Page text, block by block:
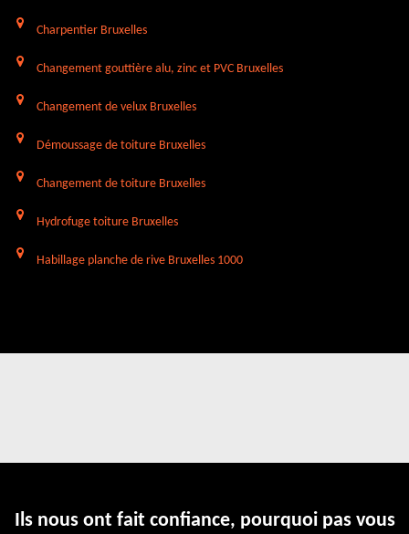
Charpentier Bruxelles
Changement gouttière alu, zinc et PVC Bruxelles
Changement de velux Bruxelles
Démoussage de toiture Bruxelles
Changement de toiture Bruxelles
Hydrofuge toiture Bruxelles
Habillage planche de rive Bruxelles 1000
Ils nous ont fait confiance, pourquoi pas vous